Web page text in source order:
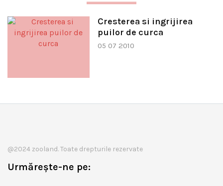
Cresterea si ingrijirea
puilor de curca
05 07 2010
@2024 zooland. Toate drepturile rezervate
Urmărește-ne pe: